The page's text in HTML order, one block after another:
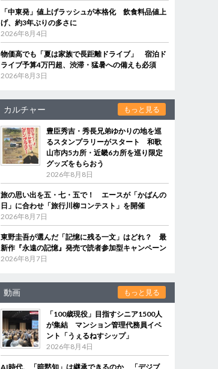
「中東発」値上げラッシュが本格化 飲食料品値上
げ、約3年ぶりの多さに
2026年8月4日
物価高でも「夏は家族で長距離ドライブ」 宿泊ド
ライブ予算4万円超、渋滞・猛暑への備えも必須
2026年8月3日
カルチャー もっと見る
豊臣秀吉・秀長兄弟ゆかりの地を巡
るスタンプラリーがスタート 和歌
山市内5カ所・近畿6カ所を巡り限定
グッズをもらおう
2026年8月8日
旅の思い出を五・七・五で！ エースが「かばんの
日」に合わせ「旅行川柳コンテスト」を開催
2026年8月7日
東野圭吾が選んだ「記憶に残る一文」はどれ？ 最
新作『永遠の記憶』発売で読者参加型キャンペーン
2026年8月7日
動画 もっと見る
「100歳現役」目指すシニア1500人
が集結 マンション管理代務員イベ
ント「うぇるねすシップ」
2026年8月4日
AI時代、「暗黙知」は継承できるのか 「デジブ